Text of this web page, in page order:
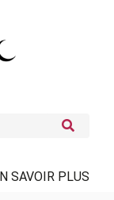
SAVOIR PLUS